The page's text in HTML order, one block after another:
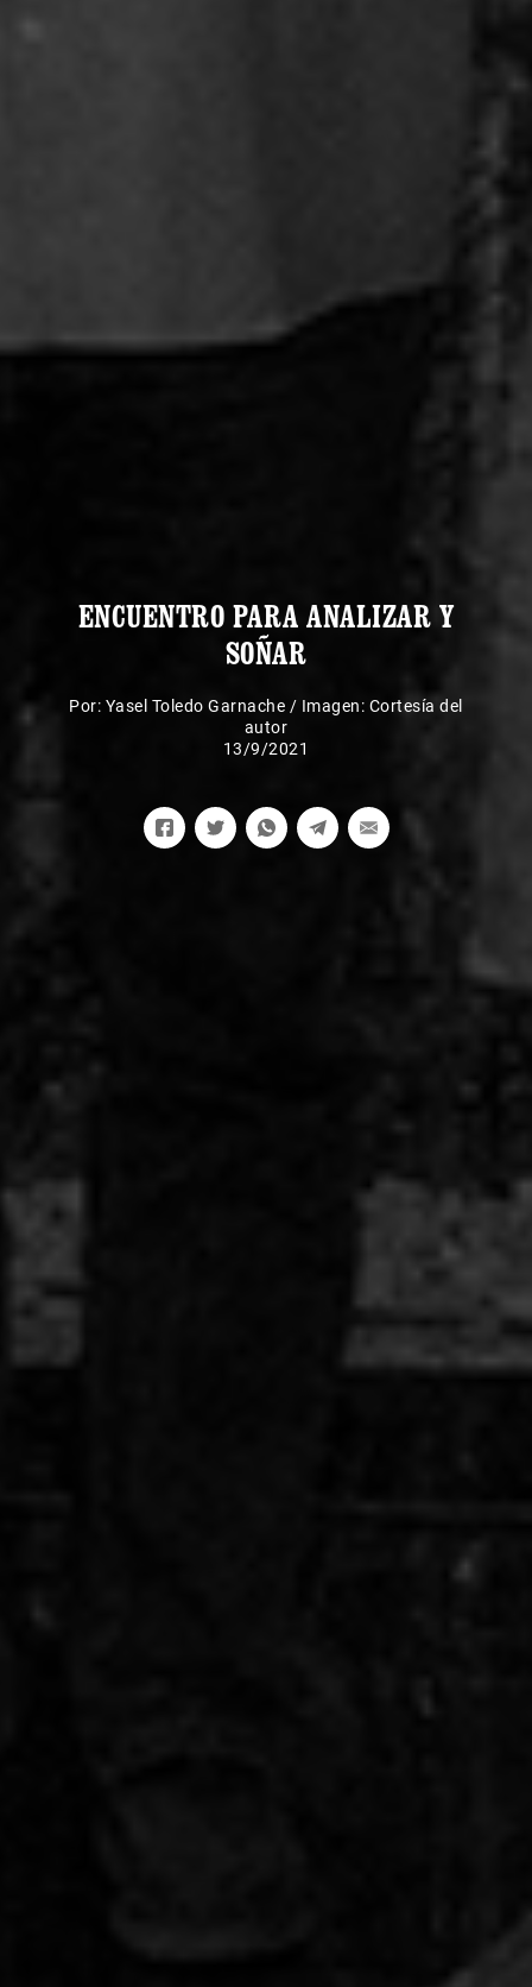
ENCUENTRO PARA ANALIZAR Y
SOÑAR
Por: Yasel Toledo Garnache / Imagen: Cortesía del
autor
13/9/2021